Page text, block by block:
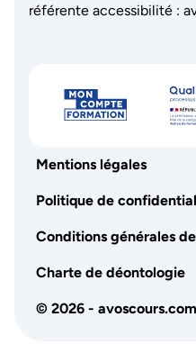
référente accessibilité :
Mentions légales
Politique de
Conditions générales
Charte de déontologie
© 2026 - avoscours.com